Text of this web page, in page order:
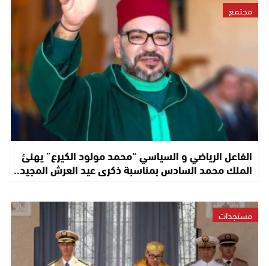
مجتمع
الفاعل الرياضي و السياسي “محمد مولود الكيرع” يهنئ
الملك محمد السادس بمناسبة ذكرى عيد العرش المجيد..
مستجدات